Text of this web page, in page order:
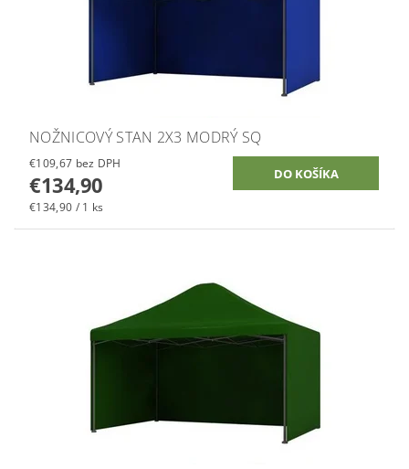
NOŽNICOVÝ STAN 2X3 MODRÝ SQ
€109,67 bez DPH
€134,90
€134,90 / 1 ks